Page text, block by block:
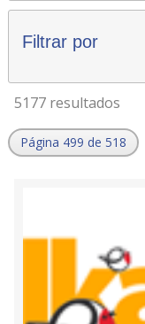
Filtrar por
5177 resultados
Página 499 de 518